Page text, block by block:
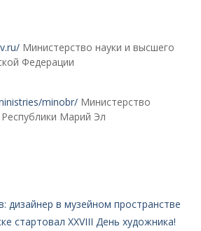
Министерство науки и высшего
Федерации
minobr/ Министерство
Марий Эл
дизайнер в музейном пространстве
стартовал XXVIII День художника!